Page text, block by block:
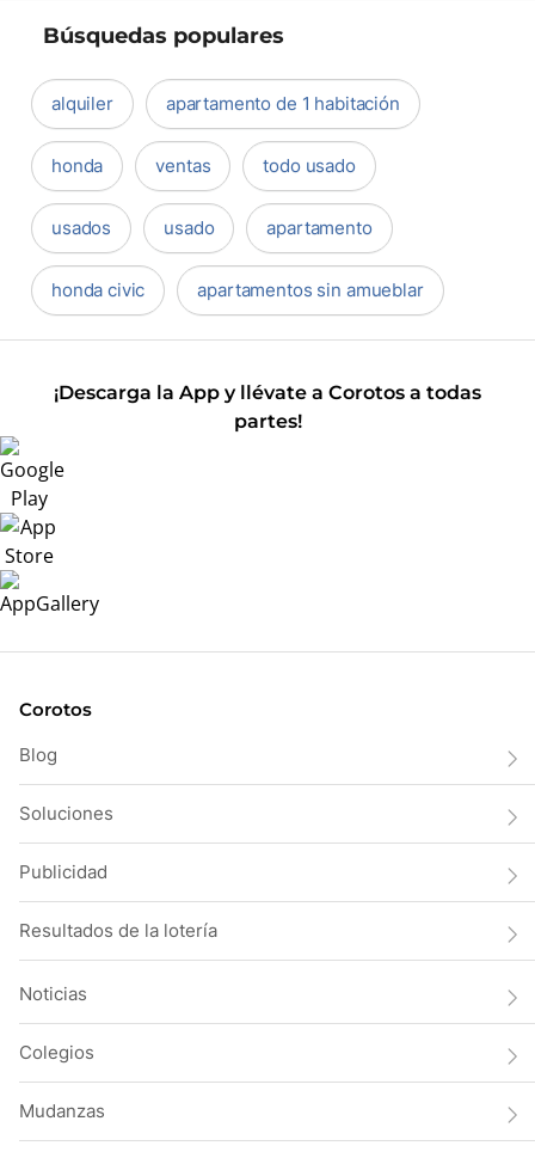
Búsquedas populares
alquiler apartamento de 1 habitación
honda ventas todo usado
usados usado apartamento
honda civic apartamentos sin amueblar
¡Descarga la App y llévate a Corotos a todas
partes!
Corotos
Blog
Soluciones
Publicidad
Resultados de la lotería
Noticias
Colegios
Mudanzas